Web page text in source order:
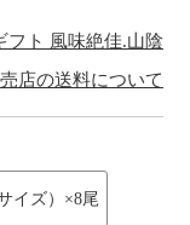
フト 風味絶佳.山陰
店の送料について
イズ）×8尾